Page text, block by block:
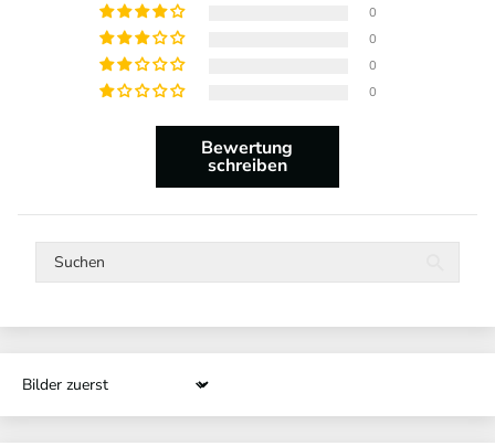
0
0
0
0
Bewertung
schreiben
Sort by